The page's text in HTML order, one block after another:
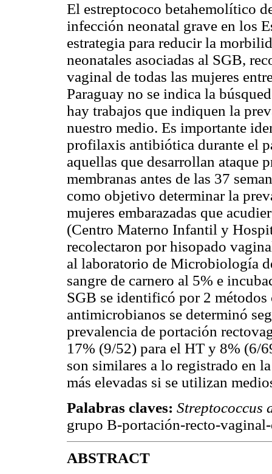
El estreptococo betahemolítico
infección neonatal grave en los
estrategia para reducir la
neonatales asociadas al SGB,
vaginal de todas las mujeres
Paraguay no se indica la
hay trabajos que indiquen la
nuestro medio. Es importante
profilaxis antibiótica durante el
aquellas que desarrollan ataque
membranas antes de las 37
como objetivo determinar la
mujeres embarazadas que
(Centro Materno Infantil y
recolectaron por hisopado
al laboratorio de Microbiología
sangre de carnero al 5% e
SGB se identificó por 2
antimicrobianos se determinó
prevalencia de portación
17% (9/52) para el HT y 8% (6/
son similares a lo registrado en
más elevadas si se utilizan
Palabras claves: Streptococcus
grupo B-portación-recto-vaginal-
ABSTRACT